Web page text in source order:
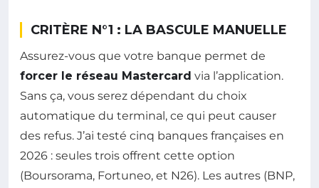
CRITÈRE N°1 : LA BASCULE MANUELLE
Assurez-vous que votre banque permet de
forcer le réseau Mastercard via l’application.
Sans ça, vous serez dépendant du choix
automatique du terminal, ce qui peut causer
des refus. J’ai testé cinq banques françaises en
2026 : seules trois offrent cette option
(Boursorama, Fortuneo, et N26). Les autres (BNP,